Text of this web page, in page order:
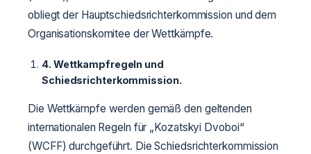
obliegt der Hauptschiedsrichterkommission und dem
Organisationskomitee der Wettkämpfe.
4. Wettkampfregeln und
Schiedsrichterkommission.
Die Wettkämpfe werden gemäß den geltenden
internationalen Regeln für „Kozatskyi Dvoboi“
(WCFF) durchgeführt. Die Schiedsrichterkommission